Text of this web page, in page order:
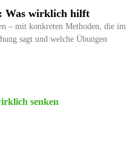
Was wirklich hilft
– mit konkreten Methoden, die im
sagt und welche Übungen